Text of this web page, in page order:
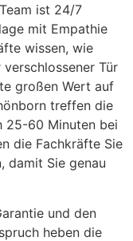
ist 24/7
mit Empathie
wissen, wie
Tür
großen Wert auf
treffen die
25-60 Minuten bei
die Fachkräfte Sie
damit Sie genau
und den
heben die